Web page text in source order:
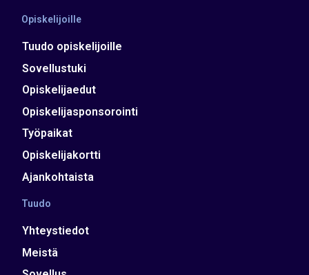
Opiskelijoille
Tuudo opiskelijoille
Sovellustuki
Opiskelijaedut
Opiskelijasponsorointi
Työpaikat
Opiskelijakortti
Ajankohtaista
Tuudo
Yhteystiedot
Meistä